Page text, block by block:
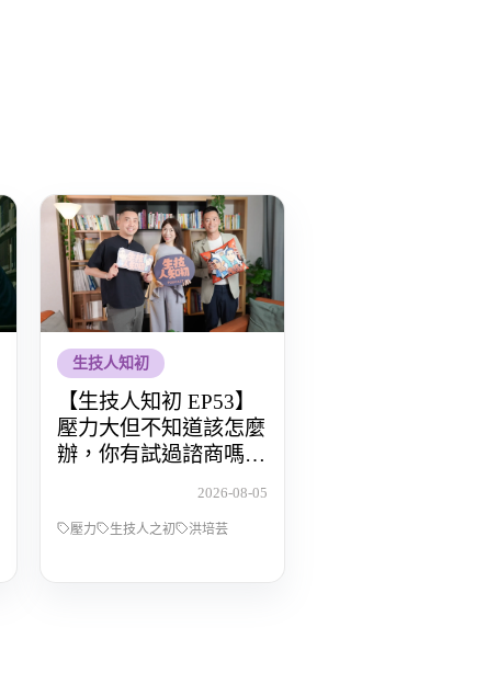
生技人知初
【生技人知初 EP53】
壓力大但不知道該怎麼
辦，你有試過諮商嗎？
2026-08-05
壓力 生技人之初 洪培芸